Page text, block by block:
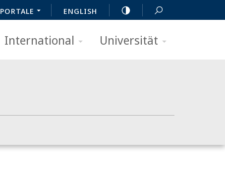
PORTALE ENGLISH
International Universität